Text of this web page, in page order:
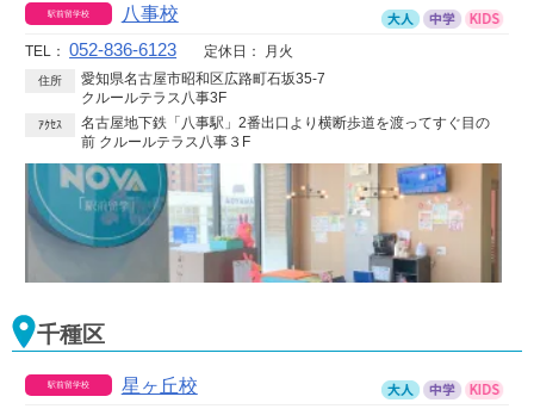
八事校
TEL： 052-836-6123 定休日： 月火
住所
愛知県名古屋市昭和区広路町石坂35-7
クルールテラス八事3F
ｱｸｾｽ
名古屋地下鉄「八事駅」2番出口より横断歩道を渡ってすぐ目の
前 クルールテラス八事３F
千種区
星ヶ丘校